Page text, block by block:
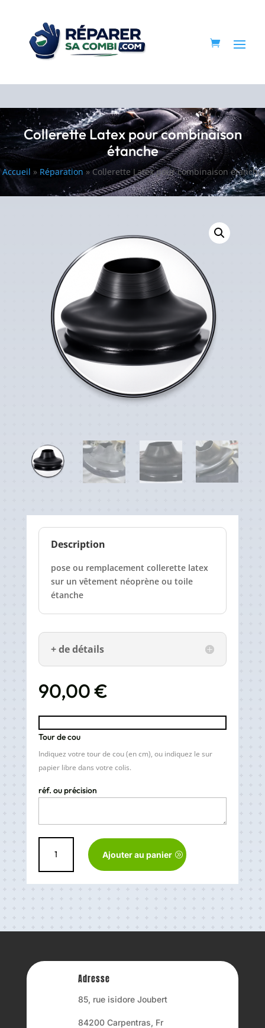
Collerette Latex pour combinaison
étanche
Accueil » Réparation » Collerette Latex pour combinaison étanche
Description
pose ou remplacement collerette latex
sur un vêtement néoprène ou toile
étanche
+ de détails
90,00€
Tour de cou
Indiquez votre tour de cou (en cm), ou indiquez le sur
papier libre dans votre colis.
réf. ou précision
Collerette
Latex
Ajouter au panier
Adresse
85, rue isidore Joubert
84200 Carpentras, Fr